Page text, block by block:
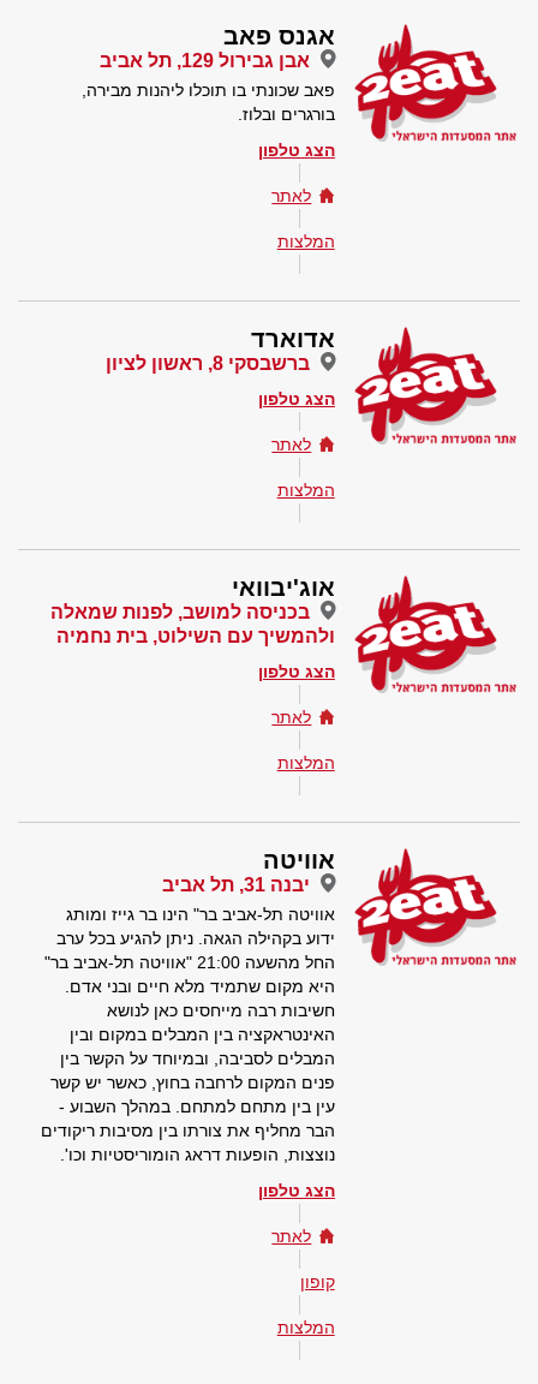
אגנס פאב
אבן גבירול 129, תל אביב
פאב שכונתי בו תוכלו ליהנות מבירה,
בורגרים ובלוז.
הצג טלפון
לאתר
המלצות
אדוארד
ברשבסקי 8, ראשון לציון
הצג טלפון
לאתר
המלצות
אוג'יבוואי
בכניסה למושב, לפנות שמאלה
ולהמשיך עם השילוט, בית נחמיה
הצג טלפון
לאתר
המלצות
אוויטה
יבנה 31, תל אביב
אוויטה תל-אביב בר" הינו בר גייז ומותג
ידוע בקהילה הגאה. ניתן להגיע בכל ערב
החל מהשעה 21:00 "אוויטה תל-אביב בר"
היא מקום שתמיד מלא חיים ובני אדם.
חשיבות רבה מייחסים כאן לנושא
האינטראקציה בין המבלים במקום ובין
המבלים לסביבה, ובמיוחד על הקשר בין
פנים המקום לרחבה בחוץ, כאשר יש קשר
עין בין מתחם למתחם. במהלך השבוע -
הבר מחליף את צורתו בין מסיבות ריקודים
נוצצות, הופעות דראג הומוריסטיות וכו'.
הצג טלפון
לאתר
קופון
המלצות